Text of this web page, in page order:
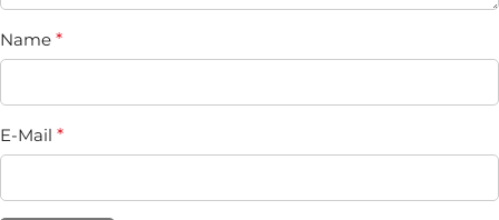
Name *
E-Mail *